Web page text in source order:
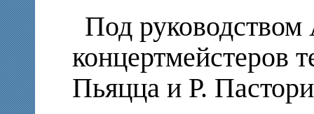
Под
концертмейстеров
Пьяцца и Р.